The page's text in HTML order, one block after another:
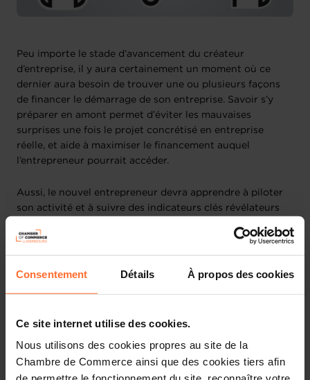
Consentement Détails À propos des cookies
Ce site internet utilise des cookies.
Nous utilisons des cookies propres au site de la
Chambre de Commerce ainsi que des cookies tiers afin
Peu importe le stade d’avancement du créateur
d’entreprise, il y aura certainement un moment où ce
dernier aura besoin de trouver une ou plusieurs façons
de financer le démarrage de son entreprise. Savoir s’y
préparer en amont permet d’éviter les mauvaises
surprises une fois le projet concrétisé en entreprise
réelle, et aide à maximiser le financement auquel
l’entrepreneur pourrait accéder.
Aussi, le nouvel entrepreneur devra apprendre à piloter
son activité et à suivre des indicateurs clés révélateurs
l’entreprise et de sa santé générale.
Ce webinaire couvre donc 4 grandes questions que les